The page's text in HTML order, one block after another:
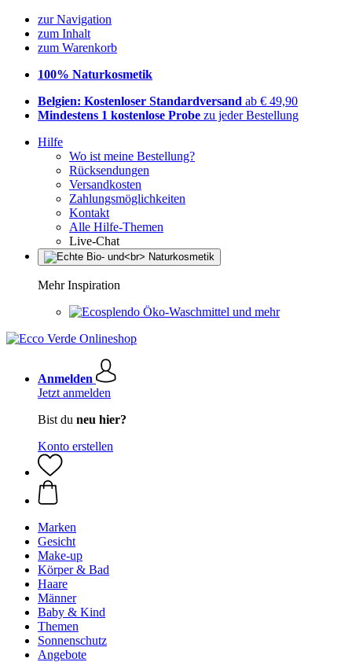
zur Navigation
zum Inhalt
zum Warenkorb
100% Naturkosmetik
Belgien: Kostenloser Standardversand ab € 49,90
Mindestens 1 kostenlose Probe zu jeder Bestellung
Hilfe
Wo ist meine Bestellung?
Rücksendungen
Versandkosten
Zahlungsmöglichkeiten
Kontakt
Alle Hilfe-Themen
Live-Chat
Mehr Inspiration
Öko-Waschmittel und mehr
Anmelden
Jetzt anmelden
Bist du neu hier?
Konto erstellen
Marken
Gesicht
Make-up
Körper & Bad
Haare
Männer
Baby & Kind
Themen
Sonnenschutz
Angebote